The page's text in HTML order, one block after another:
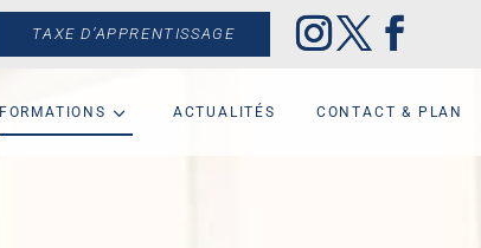
TAXE D’APPRENTISSAGE
FORMATIONS ACTUALITÉS CONTACT & PLAN